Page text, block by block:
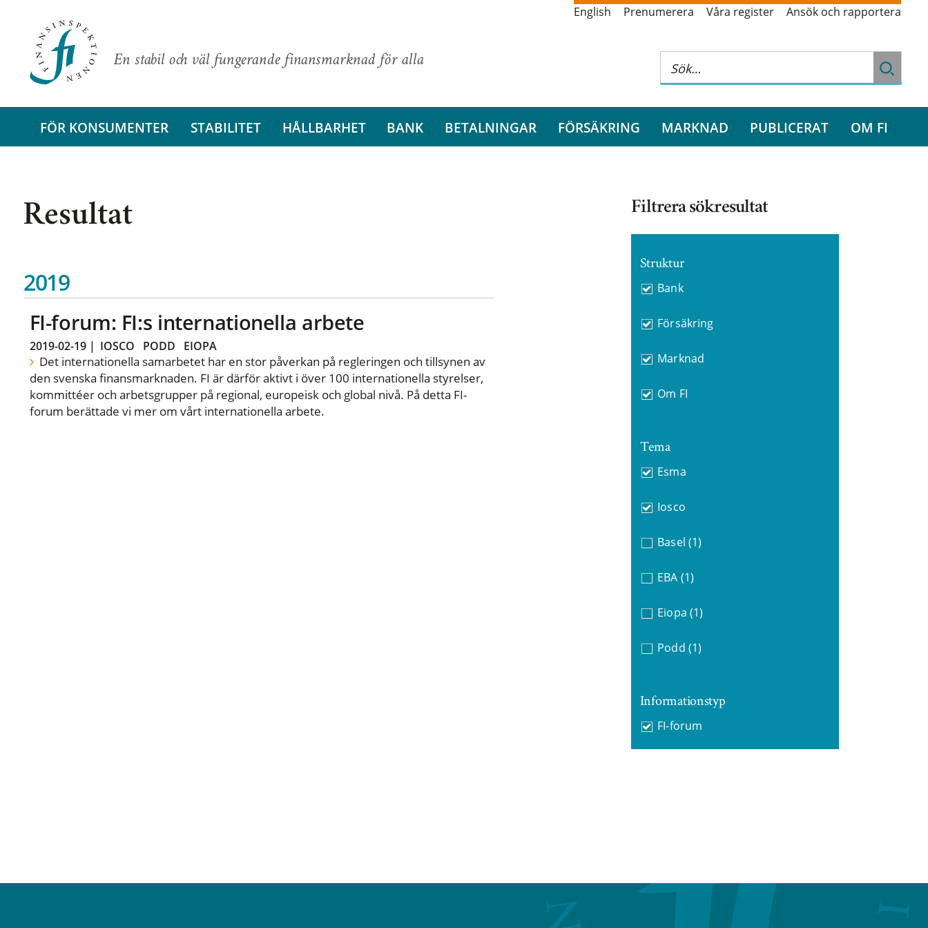
En stabil och väl fungerande finansmarknad för alla
English Prenumerera Våra register Ansök och rapportera
FÖR KONSUMENTER STABILITET HÅLLBARHET BANK BETALNINGAR FÖRSÄKRING MARKNAD PUBLICERAT OM FI
Resultat
2019
FI-forum: FI:s internationella arbete
2019-02-19| IOSCO PODD EIOPA
Det internationella samarbetet har en stor påverkan på regleringen och tillsynen av
den svenska finansmarknaden. FI är därför aktivt i över 100 internationella styrelser,
kommittéer och arbetsgrupper på regional, europeisk och global nivå. På detta FI-
forum berättade vi mer om vårt internationella arbete.
Filtrera sökresultat
Struktur
Bank
Försäkring
Marknad
Om FI
Tema
Esma
Iosco
Basel (1)
EBA (1)
Eiopa (1)
Podd (1)
Informationstyp
FI-forum